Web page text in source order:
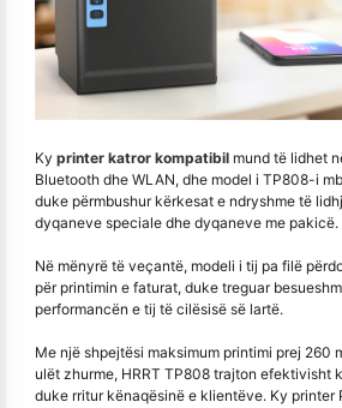
Ky printer katror kompatibil mund të lidhet
Bluetooth dhe WLAN, dhe model i TP808-i
duke përmbushur kërkesat e ndryshme të
dyqaneve speciale dhe dyqaneve me pakicë.
Në mënyrë të veçantë, modeli i tij pa filë
për printimin e faturat, duke treguar
performancën e tij të cilësisë së lartë.
Me një shpejtësi maksimum printimi prej 260
ulët zhurme, HRRT TP808 trajton efektivisht
duke rritur kënaqësinë e klientëve. Ky printer